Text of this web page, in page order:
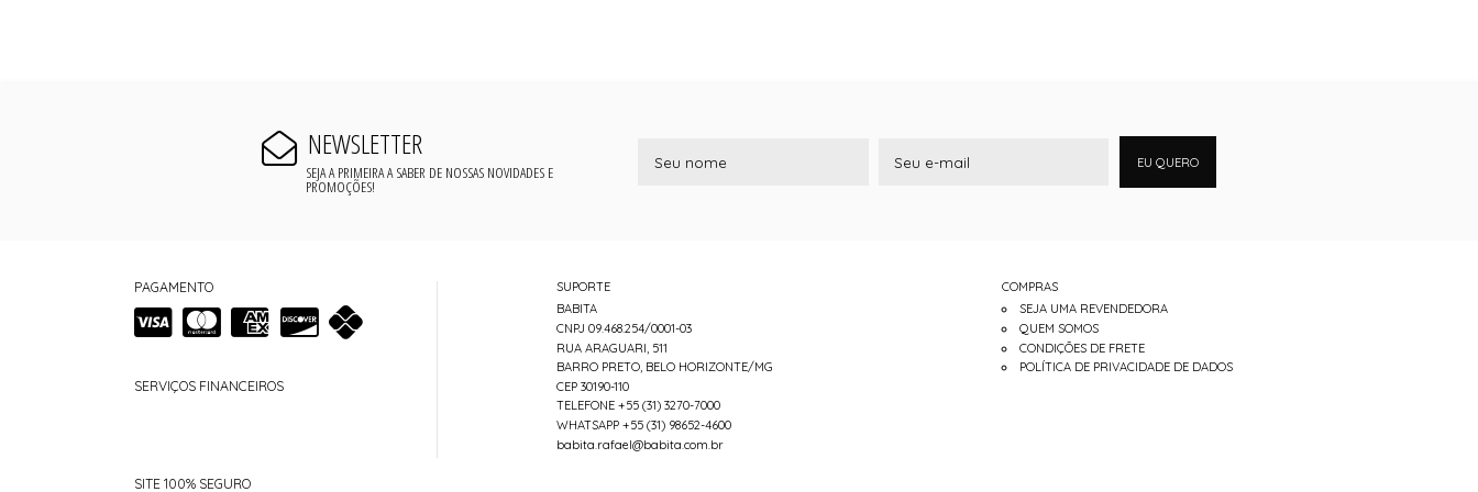
NEWSLETTER
SEJA A PRIMEIRA A SABER DE NOSSAS NOVIDADES E
PROMOÇÕES!
EU QUERO
PAGAMENTO
SERVIÇOS FINANCEIROS
SITE 100% SEGURO
SUPORTE
BABITA
CNPJ 09.468.254/0001-03
RUA ARAGUARI, 511
BARRO PRETO, BELO HORIZONTE/MG
CEP 30190-110
TELEFONE +55 (31) 3270-7000
WHATSAPP +55 (31) 98652-4600
babita.rafael@babita.com.br
COMPRAS
SEJA UMA REVENDEDORA
QUEM SOMOS
CONDIÇÕES DE FRETE
POLÍTICA DE PRIVACIDADE DE DADOS